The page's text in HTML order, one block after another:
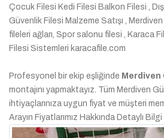
Çocuk Filesi Kedi Filesi Balkon Filesi ,
Güvenlik Filesi Malzeme Satışı ,
fileleri ağları, Spor salonu filesi , Karaca
Filesi Sistemleri karacafile.com
Profesyonel bir ekip eşliğinde Merdiven
montajını yapmaktayız. Tüm Merdiven
ihtiyaçlarınıza uygun fiyat ve müşteri
Arayın Fiyatlarımız Hakkında Detaylı Bilgi